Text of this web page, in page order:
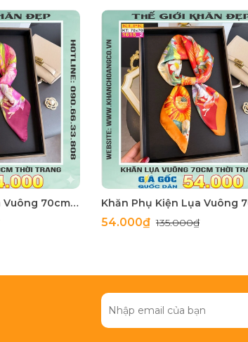
Khăn Phụ Kiện Lụa Vuông 70cm - Thế Giới Khăn Đẹp C1062_3
54.000₫135.000₫